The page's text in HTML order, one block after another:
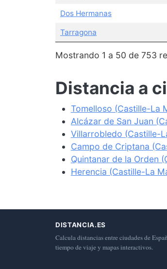
Dos Hermanas
Tarragona
Mostrando 1 a 50 de 753
Distancia a
Tomelloso (Castille-La
Alcázar de San Juan
Villarrobledo (Castille-
Campo de Criptana
Quintanar de la Orden
Herencia (Castille-La
DISTANCIA.ES
Calcula distancias entre ciudades de
tiempo de viaje y mapas interactivos.